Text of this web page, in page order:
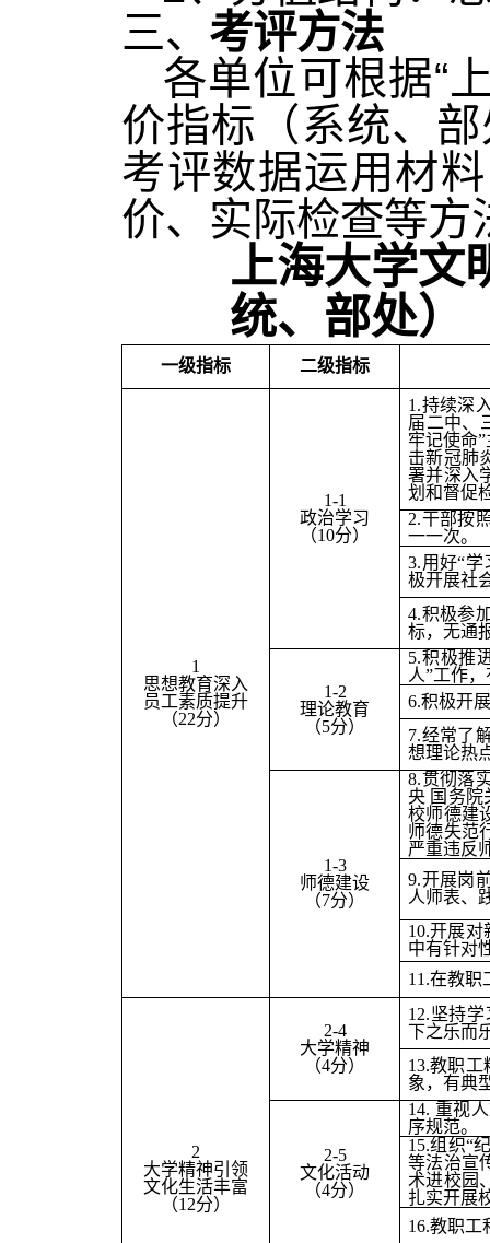
三、 考评方法
各单位可根据“
价指标（系统、
考评数据运用材
价、实际检查等方
上海大学文
统、部处）
一级指标 二级指标
1
思想教育深入
员工素质提升
（22分）
1-1
政治学习
（10分）
1.持续深
届二中、
牢记使命
击新冠肺
署并深入
划和督促
2.干部按
一一次。
3.用好“
极开展社
4.积极参
标，无通
1-2
理论教育
（5分）
5.积极推
人”工作
6.积极开
7.经常了
想理论热
1-3
师德建设
（7分）
8.贯彻落
央 国务院
校师德建
师德失范
严重违反
9.开展岗
人师表、
10.开展对
中有针对
11.在教职
2
大学精神引领
文化生活丰富
（12分）
2-4
大学精神
（4分）
12.坚持学
下之乐而
13.教职工
象，有典
2-5
文化活动
（4分）
14. 重视
序规范。
15.组织“
等法治宣
术进校园
扎实开展
16.教职工